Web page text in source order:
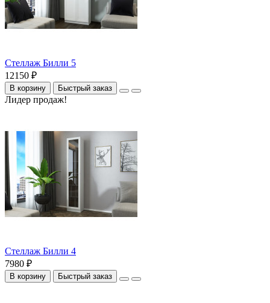
Стеллаж Билли 5
12150 ₽
В корзину Быстрый заказ
Лидер продаж!
Стеллаж Билли 4
7980 ₽
В корзину Быстрый заказ